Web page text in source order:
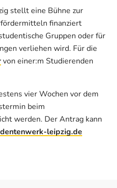
stellt eine Bühne zur
finanziert
Gruppen oder für
verliehen wird. Für die
von einer:m Studierenden
vier Wochen vor dem
beim
werden. Der Antrag kann
leipzig.de